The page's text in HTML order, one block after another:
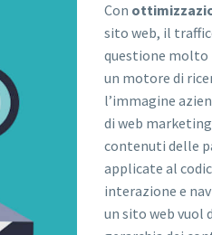
Con
sito web, il
questione molto
un motore di
l’immagine
di web
contenuti delle
applicate al
interazione e
un sito web vuol